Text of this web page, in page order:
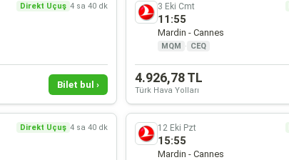
Direkt Uçuş 4 sa 40 dk
Bilet bul ›
3 Eki Cmt
11:55
Mardin - Cannes
MQM · CEQ
4.926,78 TL
Türk Hava Yolları
Direkt Uçuş 4 sa 40 dk 12 Eki Pzt
15:55
Mardin - Cannes